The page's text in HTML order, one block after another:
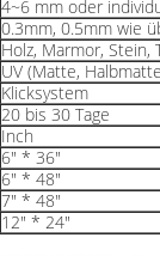
4~6 mm oder
0.3mm, 0.5mm wie
Holz, Marmor, Stein,
UV (Matte,
Klicksystem
20 bis 30 Tage
Inch
6" * 36"
6" * 48"
7" * 48"
12" * 24"